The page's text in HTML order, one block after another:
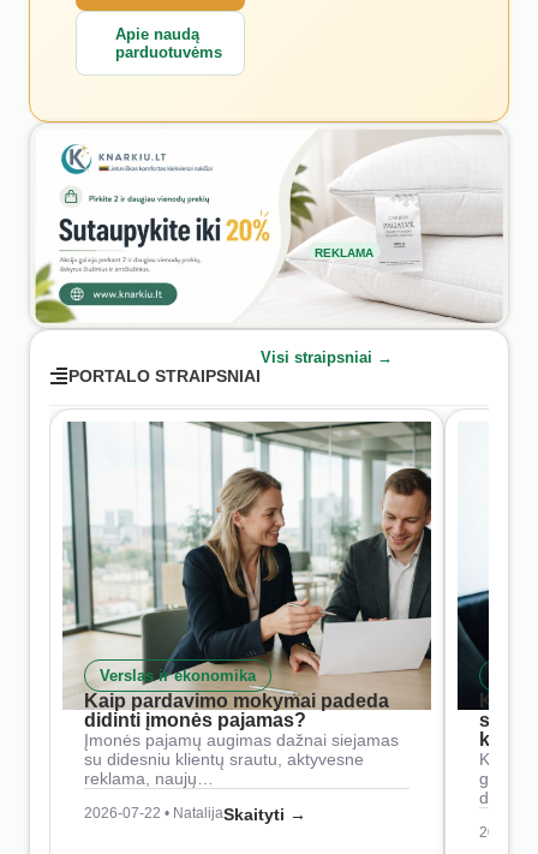
Apie naudą
parduotuvėms
REKLAMA
PORTALO STRAIPSNIAI
Visi straipsniai →
Verslas ir ekonomika
Kaip pardavimo mokymai padeda
didinti įmonės pajamas?
Įmonės pajamų augimas dažnai siejamas
su didesniu klientų srautu, aktyvesne
reklama, naujų…
2026-07-22 • NatalijaSkaityti →
Kaip
2026-